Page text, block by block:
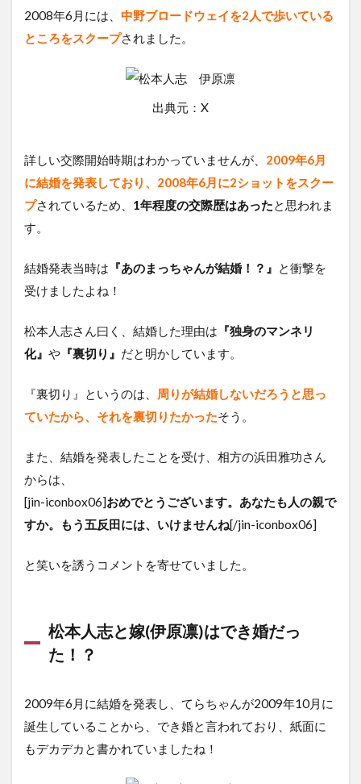
2008年6月には、 中野ブロードウェイを2人で歩いている
ところをスクープされました。
出典元：X
詳しい交際開始時期はわかっていませんが、 2009年6月
に結婚を発表しており、2008年6月に2ショットをスクー
プされているため、 1年程度の交際歴はあったと思われま
す。
結婚発表当時は 『あのまっちゃんが結婚！？』 と衝撃を
受けましたよね！
松本人志さん曰く、結婚した理由は 『独身のマンネリ
化』 や 『裏切り』 だと明かしています。
『裏切り』というのは、
周りが結婚しないだろうと思っ
ていたから、それを裏切りたかったそう。
また、結婚を発表したことを受け、相方の浜田雅功さん
からは、
[jin-iconbox06]おめでとうございます。あなたも人の親で
すか。もう五反田には、いけませんね[/jin-iconbox06]
と笑いを誘うコメントを寄せていました。
松本人志と嫁(伊原凛)はでき婚だっ
た！？
2009年6月に結婚を発表し、てらちゃんが2009年10月に
誕生していることから、でき婚と言われており、紙面に
もデカデカと書かれていましたね！